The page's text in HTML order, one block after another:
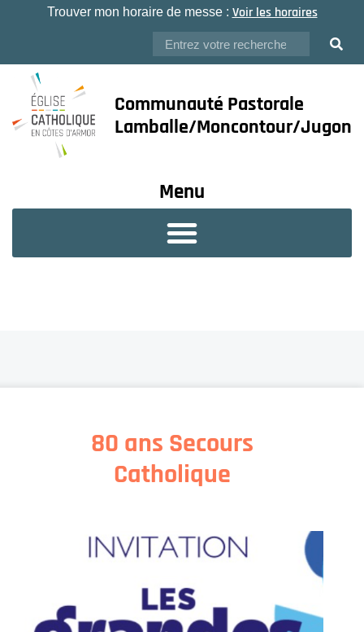
Trouver mon horaire de messe : Voir les horaires
Communauté Pastorale
Lamballe/Moncontour/Jugon
Menu
80 ans Secours
Catholique